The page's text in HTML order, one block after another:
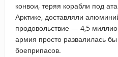
конвои, теряя корабли под
Арктике, доставляли
продовольствие — 4,5
армия просто развалилась бы
боеприпасов.